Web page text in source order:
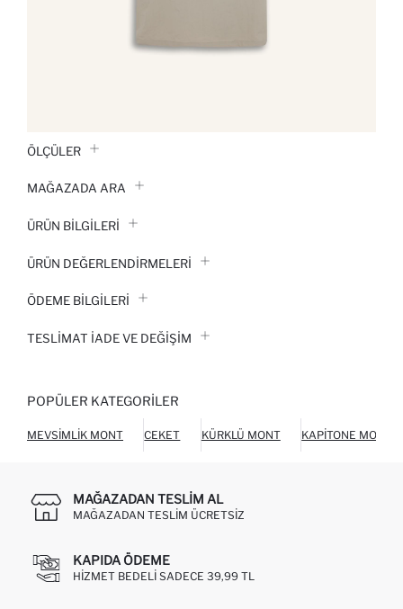
ÖLÇÜLER
MAĞAZADA ARA
ÜRÜN BILGILERI
ÜRÜN DEĞERLENDİRMELERİ
ÖDEME BİLGİLERİ
TESLIMAT İADE VE DEĞIŞIM
POPÜLER KATEGORILER
MEVSIMLIK MONT CEKET KÜRKLÜ MONT KAPITONE MONT
MAĞAZADAN TESLIM AL
MAĞAZADAN TESLIM ÜCRETSIZ
KAPIDA ÖDEME
HIZMET BEDELI SADECE 39,99 TL